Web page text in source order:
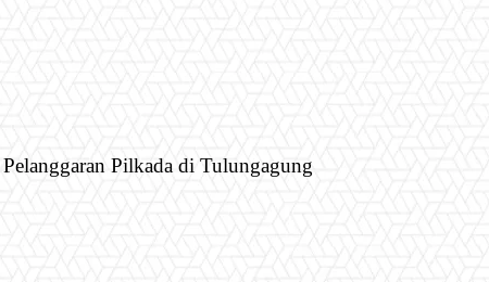
Pilkada di Tulungagung